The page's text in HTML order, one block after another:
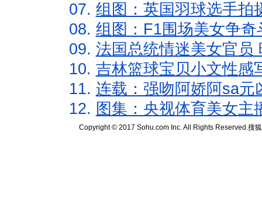
07. 组图：英国羽球选手拍
08. 组图：F1围场美女争
09. 法国总统情迷美女官员
10. 吉林篮球宝贝小文性感
11. 连载：强吻阿娇阿sa元
12. 图集：央视体育美女主
Copyright © 2017 Sohu.com Inc. All Rights Reserved.搜